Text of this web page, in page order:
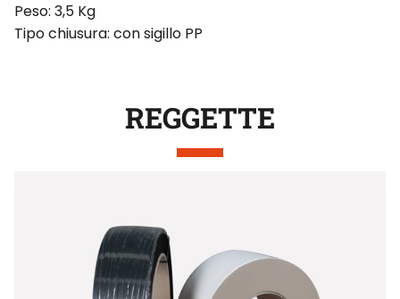
Peso: 3,5 Kg
Tipo chiusura: con sigillo PP
REGGETTE